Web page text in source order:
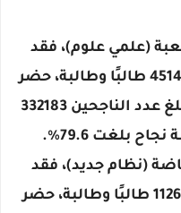
(علمي علوم)، فقد
تقدم لامتحانات الدور الأول 451453 طالبًا وطالبة، حضر
منهم 417260 طالبًا وطالبة، وبلغ عدد الناجحين 332183
بلغت 79.6%.
(نظام جديد)، فقد
تقدم لامتحانات الدور الأول 112619 طالبًا وطالبة، حضر